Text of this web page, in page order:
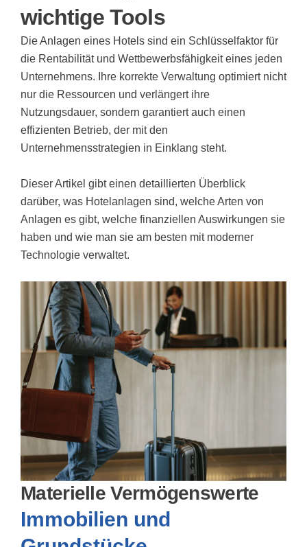
wichtige Tools
Die Anlagen eines Hotels sind ein Schlüsselfaktor für
die Rentabilität und Wettbewerbsfähigkeit eines jeden
Unternehmens. Ihre korrekte Verwaltung optimiert nicht
nur die Ressourcen und verlängert ihre
Nutzungsdauer, sondern garantiert auch einen
effizienten Betrieb, der mit den
Unternehmensstrategien in Einklang steht.
Dieser Artikel gibt einen detaillierten Überblick
darüber, was Hotelanlagen sind, welche Arten von
Anlagen es gibt, welche finanziellen Auswirkungen sie
haben und wie man sie am besten mit moderner
Technologie verwaltet.
Materielle Vermögenswerte
Immobilien und